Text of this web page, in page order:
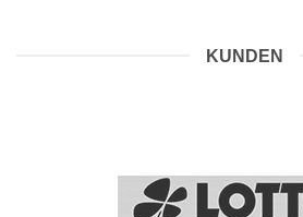
KUNDEN